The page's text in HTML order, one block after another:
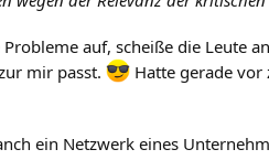
auf, scheiße die Leute
mir passt.
Hatte gerade vor
ein Netzwerk eines